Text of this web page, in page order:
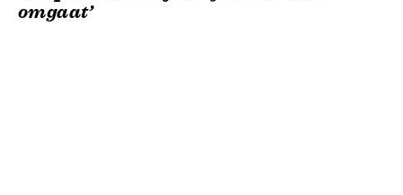
omgaat’